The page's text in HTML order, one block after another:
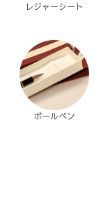
レジャーシート
ボールペン